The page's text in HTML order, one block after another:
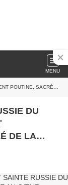
MENU
DE LA VIERGE MARIE, EST LE ...
DU
DE LA